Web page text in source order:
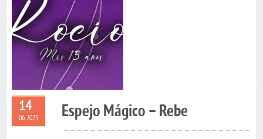
14
06 2025 Espejo Mágico – Rebe